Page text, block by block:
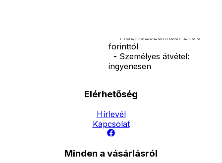
- Házhozszállítás: 2190
forinttól
- Személyes átvétel:
ingyenesen
Elérhetőség
Hírlevél
Kapcsolat
Minden a vásárlásról